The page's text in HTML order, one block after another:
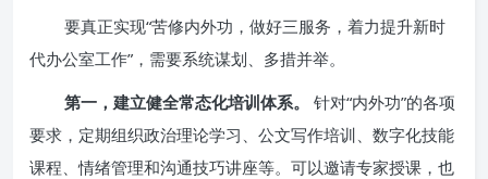
要真正实现“苦修内外功，做好三服务，着力提升新时
代办公室工作”，需要系统谋划、多措并举。
第一，建立健全常态化培训体系。
针对“内外功”的各项
要求，定期组织政治理论学习、公文写作培训、数字化技能
课程、情绪管理和沟通技巧讲座等。可以邀请专家授课，也